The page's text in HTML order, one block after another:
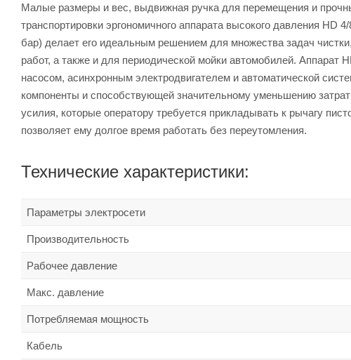
Малые размеры и вес, выдвижная ручка для перемещения и
транспортировки эргономичного аппарата высокого давления
бар) делает его идеальным решением для множества задач
работ, а также и для периодической мойки автомобилей.
насосом, асинхронным электродвигателем и автоматической
компоненты и способствующей значительному уменьшению
усилия, которые оператору требуется прикладывать к рычагу
позволяет ему долгое время работать без переутомления.
Технические характеристики:
Параметры электросети
Производительность
Рабочее давление
Макс. давление
Потребляемая мощность
Кабель